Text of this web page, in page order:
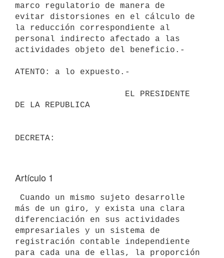
marco regulatorio de manera de
evitar distorsiones en el cálculo de
la reducción correspondiente al
personal indirecto afectado a las
actividades objeto del beneficio.-
ATENTO: a lo expuesto.-
DE LA REPUBLICA
Artículo 1
más de un giro, y exista una clara
diferenciación en sus actividades
empresariales y un sistema de
registración contable independiente
para cada una de ellas, la proporción